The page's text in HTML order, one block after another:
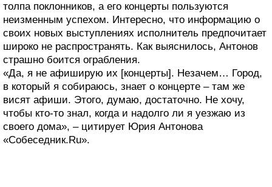
толпа поклонников, а его концерты пользуются
неизменным успехом. Интересно, что информацию о
своих новых выступлениях исполнитель предпочитает
широко не распространять. Как выяснилось, Антонов
страшно боится ограбления.
«Да, я не афиширую их [концерты]. Незачем… Город,
в который я собираюсь, знает о концерте – там же
висят афиши. Этого, думаю, достаточно. Не хочу,
чтобы кто-то знал, когда и надолго ли я уезжаю из
своего дома», – цитирует Юрия Антонова
«Собеседник.Ru».